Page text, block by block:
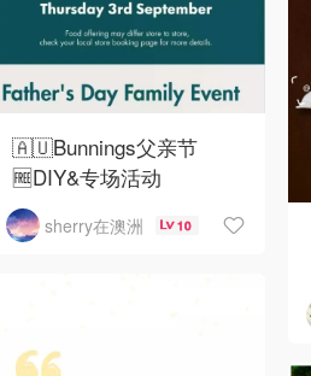
🇦🇺Bunnings父亲节
🆓DIY&专场活动
sherry在澳洲 10